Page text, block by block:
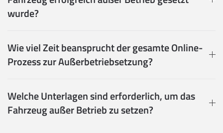
wurde?
Wie viel Zeit beansprucht der gesamte Online-
Prozess zur Außerbetriebsetzung?
Welche Unterlagen sind erforderlich, um das
Fahrzeug außer Betrieb zu setzen?